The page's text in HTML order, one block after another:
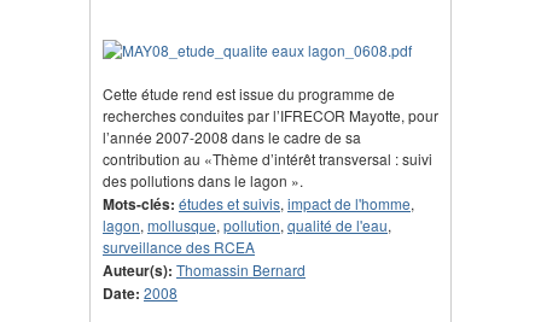
Cette étude rend est issue du programme de
recherches conduites par l’IFRECOR Mayotte, pour
l’année 2007-2008 dans le cadre de sa
contribution au «Thème d’intérêt transversal : suivi
des pollutions dans le lagon ».
Mots-clés: études et suivis, impact de l'homme,
lagon, mollusque, pollution, qualité de l'eau,
surveillance des RCEA
Auteur(s): Thomassin Bernard
Date: 2008